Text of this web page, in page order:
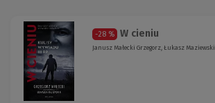
-28 % W cieniu
Janusz Małecki Grzegorz, Łukasz Maziewski